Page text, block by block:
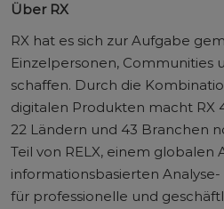
Über RX
RX hat es sich zur Aufgabe
Einzelpersonen, Communities
schaffen. Durch die
digitalen Produkten macht RX
22 Ländern und 43 Branchen
Teil von RELX, einem globalen
informationsbasierten
für professionelle und